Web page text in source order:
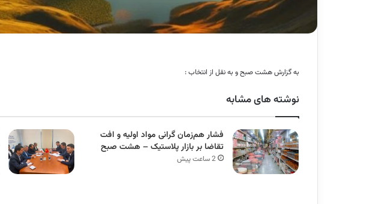
به گزارش هشت صبح و به نقل از انتخاب :
نوشته های مشابه
فشار هم‌زمان گرانی مواد اولیه و افت
تقاضا بر بازار پلاستیک – هشت صبح
2 ساعت پیش